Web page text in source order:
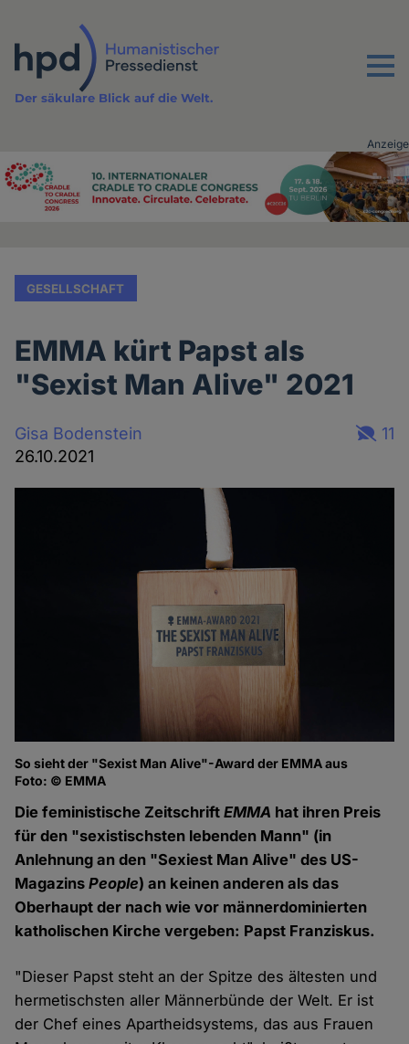
Inhalt
Menu
Der säkulare Blick auf die Welt.
Advertising
Anzeige
GESELLSCHAFT
EMMA kürt Papst als
"Sexist Man Alive" 2021
Gisa Bodenstein
26.10.2021
11
So sieht der "Sexist Man Alive"-Award der EMMA aus
Foto: © EMMA
Die feministische ZeitschriftEMMA hat ihren Preis
für den "sexistischsten lebenden Mann" (in
Anlehnung an den "Sexiest Man Alive" des US-
MagazinsPeople) an keinen anderen als das
Oberhaupt der nach wie vor männerdominierten
katholischen Kirche vergeben: Papst Franziskus.
"Dieser Papst steht an der Spitze des ältesten und
hermetischsten aller Männerbünde der Welt. Er ist
der Chef eines Apartheidsystems, das aus Frauen